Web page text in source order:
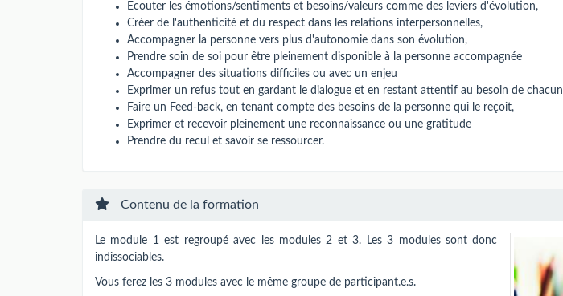
Ecouter les émotions/sentiments et besoins/valeurs comme des leviers d'évolution,
Créer de l'authenticité et du respect dans les relations interpersonnelles,
Accompagner la personne vers plus d'autonomie dans son évolution,
Prendre soin de soi pour être pleinement disponible à la personne accompagnée
Accompagner des situations difficiles ou avec un enjeu
Exprimer un refus tout en gardant le dialogue et en restant attentif au besoin de chacun
Faire un Feed-back, en tenant compte des besoins de la personne qui le reçoit,
Exprimer et recevoir pleinement une reconnaissance ou une gratitude
Prendre du recul et savoir se ressourcer.
Contenu de la formation
Le module 1 est regroupé avec les modules 2 et 3. Les 3 modules sont donc
indissociables.
Vous ferez les 3 modules avec le même groupe de participant.e.s.